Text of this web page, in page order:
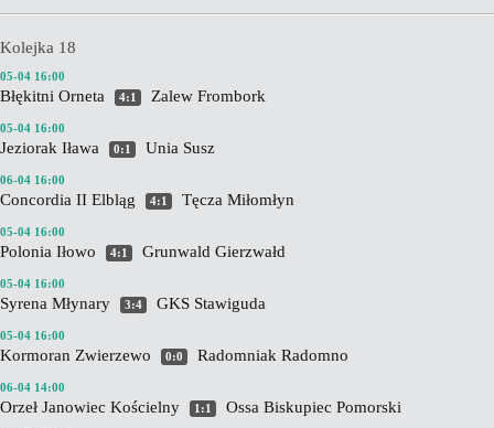
Kolejka 18
05-04 16:00
Błękitni Orneta 4:1 Zalew Frombork
05-04 16:00
Jeziorak Iława 0:1 Unia Susz
06-04 16:00
Concordia II Elbląg 4:1 Tęcza Miłomłyn
05-04 16:00
Polonia Iłowo 4:1 Grunwald Gierzwałd
05-04 16:00
Syrena Młynary 3:4 GKS Stawiguda
05-04 16:00
Kormoran Zwierzewo 0:0 Radomniak Radomno
06-04 14:00
Orzeł Janowiec Kościelny 1:1 Ossa Biskupiec Pomorski